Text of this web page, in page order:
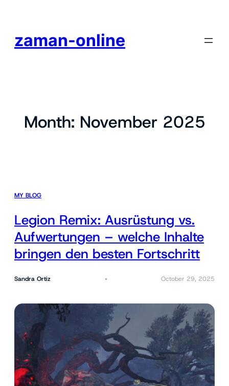
zaman-online
Month: November 2025
MY BLOG
Legion Remix: Ausrüstung vs.
Aufwertungen – welche Inhalte
bringen den besten Fortschritt
Sandra Ortiz October 29, 2025